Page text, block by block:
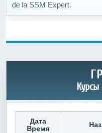
de la SSM Expert.
Дата
Время